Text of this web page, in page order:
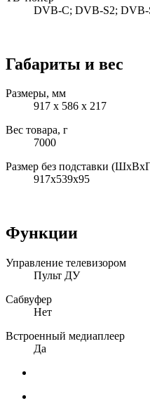
DVB-C; DVB-S2;
Габариты и вес
Размеры, мм
917 x 586 x 217
Вес товара, г
7000
Размер без подставки
917x539x95
Функции
Управление телевизором
Пульт ДУ
Сабвуфер
Нет
Встроенный медиаплеер
Да